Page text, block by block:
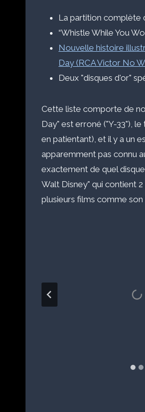
La partition complète
“Whistle While You
Nouvelle histoire
Day (RCA Victor No
Deux "disques d'or"
Cette liste comporte de
Day" est erroné ("Y-33"),
en patientant), et il y a un
apparemment pas connu
exactement de quel
Walt Disney" qui contient
plusieurs films comme son